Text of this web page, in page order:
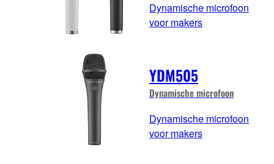
Dynamische microfoon
voor makers
YDM505
Dynamische microfoon
Dynamische microfoon
voor makers